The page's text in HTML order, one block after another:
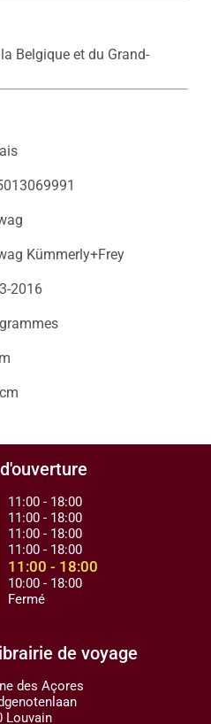
Belgique et du Grand-
Kümmerly+Frey
2016
11:00 - 18:00
11:00 - 18:00
11:00 - 18:00
11:00 - 18:00
11:00 - 18:00
10:00 - 18:00
Fermé
de voyage
des Açores
Louvain